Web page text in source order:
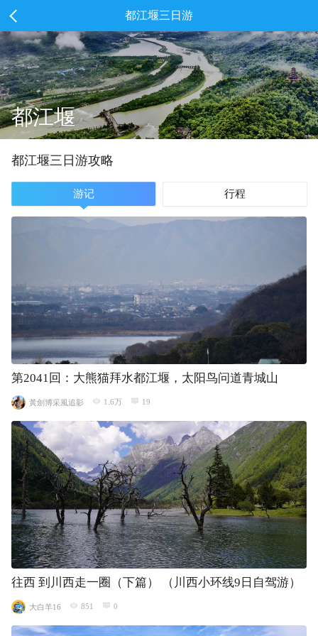
都江堰三日游
都江堰
都江堰三 日游攻略
游记 行程
第2041回：大熊猫拜水都江堰，太阳鸟问道青城山
黃劍博采風追影 1.6万 19
往西 到川西走一圈（下篇） （川西小环线9日自驾游）
大白羊16 851 0